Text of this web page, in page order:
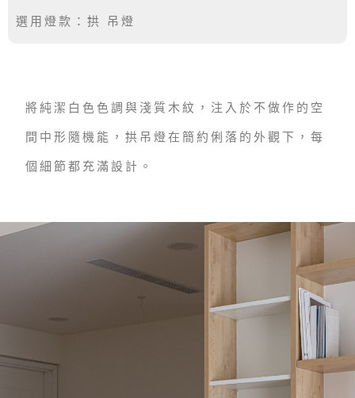
選用燈款：拱 吊燈
將純潔白色色調與淺質木紋，注入於不做作的空
間中形隨機能，拱吊燈在簡約俐落的外觀下，每
個細節都充滿設計。